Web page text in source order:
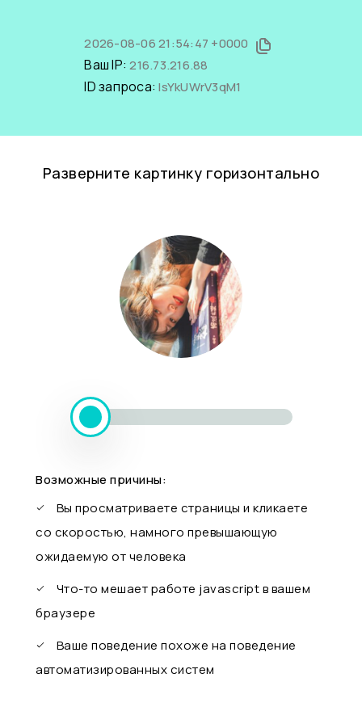
2026-08-06 21:54:47 +0000
Ваш IP:216.73.216.88
ID запроса:lsYkUWrV3qM1
Разверните картинку горизонтально
Возможные причины:
Вы просматриваете страницы и кликаете
со скоростью, намного превышающую
ожидаемую от человека
Что-то мешает работе javascript в вашем
браузере
Ваше поведение похоже на поведение
автоматизированных систем